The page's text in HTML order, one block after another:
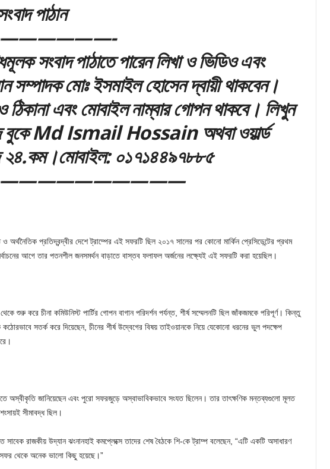
পাঠান
সংবাদ পাঠাতে পারেন লিখা ও ভিডিও এবং
সম্পাদক মোঃ ইসমাইল হোসেন দ্বায়ী থাকবেন।
এবং মোবাইল নাম্বার গোপন থাকবে। লিখুন
বুকে Md Ismail Hossain অথবা ওয়ার্ল্ড
২৪.কম।মোবাইল: ০১৭১৪৪৯৭৮৮৫
প্রতিদ্বন্দ্বীর দেশে ট্রাম্পের এই সফরটি ছিল ২০১৭ সালের পর কোনো মার্কিন প্রেসিডেন্টের প্রথম
আগে তার পতনশীল জনসমর্থন বাড়াতে বাস্তব ফলাফল অর্জনের লক্ষ্যেই এই সফরটি করা হয়েছিল।
শুরু করে চীনা কমিউনিস্ট পার্টির গোপন বাগান পরিদর্শন পর্যন্ত, শীর্ষ সম্মেলনটি ছিল জাঁকজমকে পরিপূর্ণ। কিন্তু
কঠোরভাবে সতর্ক করে দিয়েছেন, চীনের শীর্ষ উদ্বেগের বিষয় তাইওয়ানকে নিয়ে যেকোনো ধরনের ভুল পদক্ষেপ
অস্বীকৃতি জানিয়েছেন এবং পুরো সফরজুড়ে অস্বাভাবিকভাবে সংযত ছিলেন। তার তাৎক্ষণিক মন্তব্যগুলো মূলত
সীমাবদ্ধ ছিল।
সাবেক রাজকীয় উদ্যান ঝংনানহাই কমপ্লেক্সে তাদের শেষ বৈঠকে শি-কে ট্রাম্প বলেছেন, “এটি একটি অসাধারণ
থেকে অনেক ভালো কিছু হয়েছে।”